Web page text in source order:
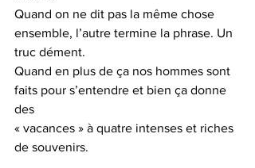
Quand on ne dit pas la même chose
ensemble, l’autre termine la phrase. Un
truc dément.
Quand en plus de ça nos hommes sont
faits pour s’entendre et bien ça donne
des
« vacances » à quatre intenses et riches
de souvenirs.